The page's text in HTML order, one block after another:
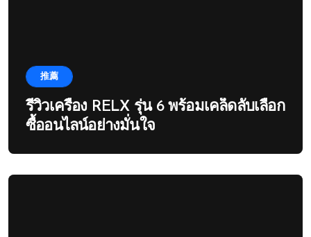
推薦
รีวิวเครื่อง RELX รุ่น 6 พร้อมเคล็ดลับเลือก
ซื้ออนไลน์อย่างมั่นใจ